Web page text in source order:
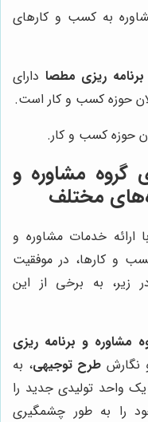
به کسب و کارهای
ریزی مطصا دارای
حوزه کسب و کار است.
حوزه کسب و کار.
گروه مشاوره و
مختلف
با ارائه خدمات مشاوره و
و کارها، در موفقیت
به برخی از این
مشاوره و برنامه ریزی
نگارش طرح توجیهی، به
واحد تولیدی جدید را
را به طور چشمگیری